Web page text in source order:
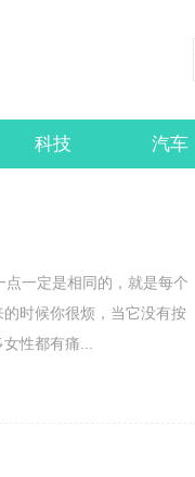
科技 汽车
一定是相同的，就是每个
时候你很烦，当它没有按
性都有痛...